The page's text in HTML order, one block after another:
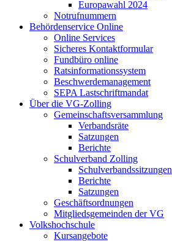
Europawahl 2024
Notrufnummern
Behördenservice Online
Online Services
Sicheres Kontaktformular
Fundbüro online
Ratsinformationssystem
Beschwerdemanagement
SEPA Lastschriftmandat
Über die VG-Zolling
Gemeinschaftsversammlung
Verbandsräte
Satzungen
Berichte
Schulverband Zolling
Schulverbandssitzungen
Berichte
Satzungen
Geschäftsordnungen
Mitgliedsgemeinden der VG
Volkshochschule
Kursangebote